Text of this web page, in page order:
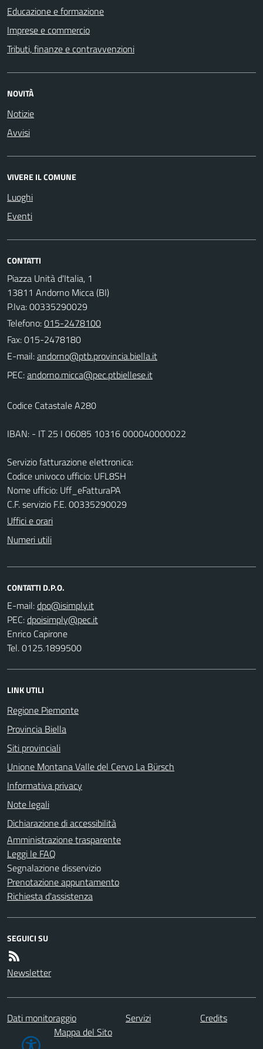
Educazione e formazione
Imprese e commercio
Tributi, finanze e contravvenzioni
NOVITÀ
Notizie
Avvisi
VIVERE IL COMUNE
Luoghi
Eventi
CONTATTI
Piazza Unità d'Italia, 1
13811 Andorno Micca (BI)
P.Iva: 00335290029
Telefono:015-2478100
Fax: 015-2478180
E-mail:
PEC:
Codice Catastale A280
IBAN: - IT 25 I 06085 10316 000040000022
Servizio fatturazione elettronica:
Codice univoco ufficio: UFL8SH
Nome ufficio: Uff_eFatturaPA
C.F. servizio F.E. 00335290029
Uffici e orari
Numeri utili
CONTATTI D.P.O.
E-mail:
PEC:
Enrico Capirone
Tel. 0125.1899500
LINK UTILI
Regione Piemonte
Provincia Biella
Siti provinciali
Unione Montana Valle del Cervo La Bürsch
Informativa privacy
Note legali
Dichiarazione di accessibilità
Amministrazione trasparente
Leggi le FAQ
Segnalazione disservizio
Prenotazione appuntamento
Richiesta d'assistenza
SEGUICI SU
Newsletter
Dati monitoraggio Servizi
Credits
Mappa del Sito